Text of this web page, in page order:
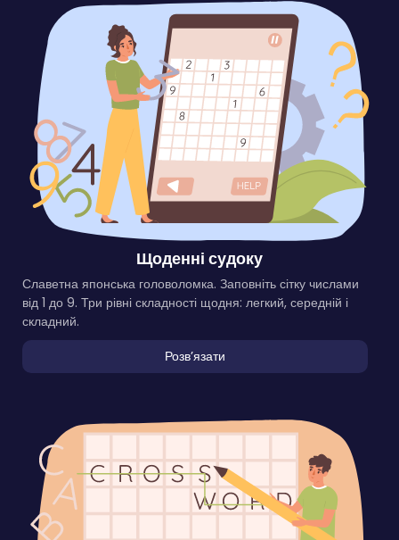
Щоденні судоку
Славетна японська головоломка. Заповніть сітку числами
від 1 до 9. Три рівні складності щодня: легкий, середній і
складний.
Розвʼязати